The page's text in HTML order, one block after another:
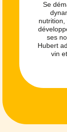
Se
ses
Hubert
vin